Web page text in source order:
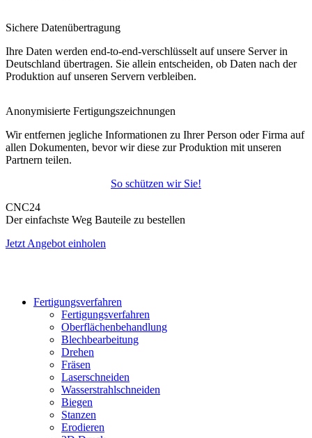
Sichere Datenübertragung
Ihre Daten werden end-to-end-verschlüsselt auf unsere Server in
Deutschland übertragen. Sie allein entscheiden, ob Daten nach der
Produktion auf unseren Servern verbleiben.
Anonymisierte Fertigungszeichnungen
Wir entfernen jegliche Informationen zu Ihrer Person oder Firma auf
allen Dokumenten, bevor wir diese zur Produktion mit unseren
Partnern teilen.
So schützen wir Sie!
CNC24
Der einfachste Weg Bauteile zu bestellen
Jetzt Angebot einholen
Fertigungsverfahren
Fertigungsverfahren
Oberflächenbehandlung
Blechbearbeitung
Drehen
Fräsen
Laserschneiden
Wasserstrahlschneiden
Biegen
Stanzen
Erodieren